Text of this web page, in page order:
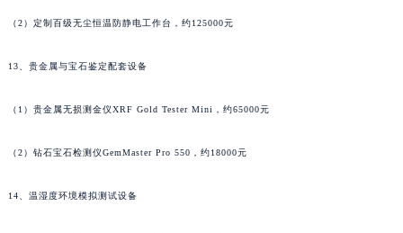
（2）定制百级无尘恒温防静电工作台，约125000元
13、贵金属与宝石鉴定配套设备
（1）贵金属无损测金仪XRF Gold Tester Mini，约65000元
（2）钻石宝石检测仪GemMaster Pro 550，约18000元
14、温湿度环境模拟测试设备